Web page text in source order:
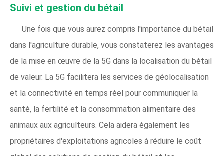
Suivi et gestion du bétail
Une fois que vous aurez compris l'importance du bétail
dans l'agriculture durable, vous constaterez les avantages
de la mise en œuvre de la 5G dans la localisation du bétail
de valeur. La 5G facilitera les services de géolocalisation
et la connectivité en temps réel pour communiquer la
santé, la fertilité et la consommation alimentaire des
animaux aux agriculteurs. Cela aidera également les
propriétaires d'exploitations agricoles à réduire le coût